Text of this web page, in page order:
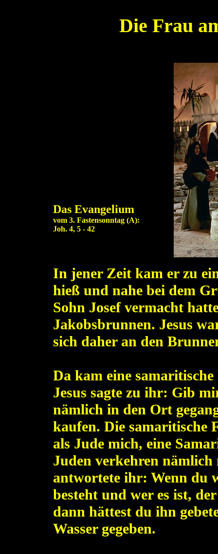
Die Frau
Das Evangelium
vom 3. Fastensonntag (A):
Joh. 4, 5 - 42
In jener Zeit kam er zu
hieß und nahe bei dem
Sohn Josef vermacht
Jakobsbrunnen. Jesus
sich daher an den
Da kam eine
Jesus sagte zu ihr: Gib
nämlich in den Ort
kaufen. Die samaritische
als Jude mich, eine
Juden verkehren
antwortete ihr: Wenn du
besteht und wer es ist,
dann hättest du ihn
Wasser gegeben.